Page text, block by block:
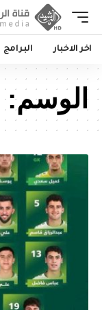
اخر الاخبار البرامج
الوسم: